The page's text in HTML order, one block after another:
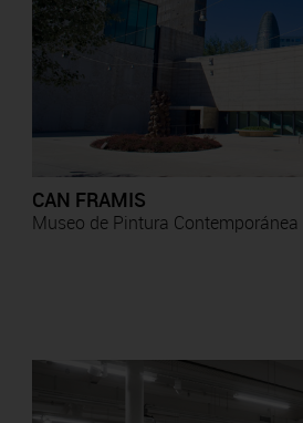
CAN FRAMIS
Museo de Pintura Contemporánea